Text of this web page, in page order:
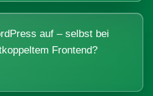
auf – selbst bei
Frontend?